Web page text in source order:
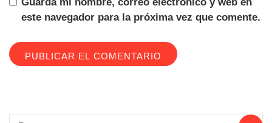
este navegador para la próxima vez que comente.